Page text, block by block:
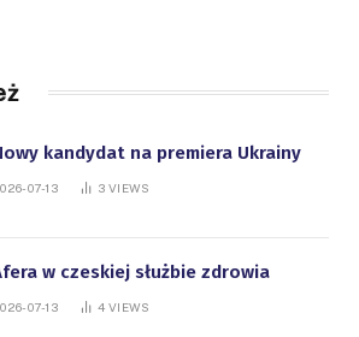
kandydat na premiera Ukrainy
07-13 3 VIEWS
w czeskiej służbie zdrowia
07-13 4 VIEWS